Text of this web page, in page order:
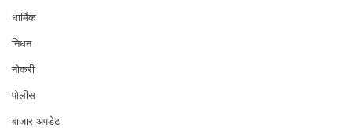
धार्मिक
निधन
नोकरी
पोलीस
बाजार अपडेट